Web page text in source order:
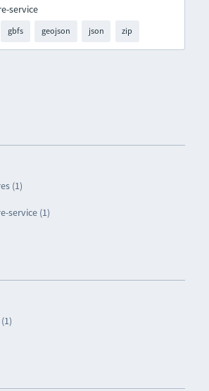
(1)
service (1)
gbfs geojson json zip
service